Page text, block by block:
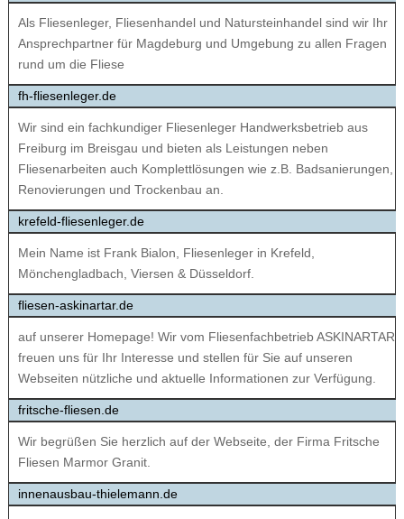
Als Fliesen­leger, Fliesen­handel und Natur­stein­handel sind wir Ihr
An­sprech­part­ner für Magde­burg und Um­ge­bung zu allen Fra­gen
rund um die Flie­se
fh-fliesenleger.de
Wir sind ein fachkundiger Fliesenleger Handwerksbetrieb aus
Freiburg im Breisgau und bieten als Leistungen neben
Fliesenarbeiten auch Komplettlösungen wie z.B. Badsanierungen,
Renovierungen und Trockenbau an.
krefeld-fliesenleger.de
Mein Name ist Frank Bialon, Fliesenleger in Krefeld,
Mönchengladbach, Viersen & Düsseldorf.
fliesen-askinartar.de
auf unserer Homepage! Wir vom Fliesenfachbetrieb ASKINARTAR
freuen uns für Ihr Interesse und stellen für Sie auf unseren
Webseiten nützliche und aktuelle Informationen zur Verfügung.
fritsche-fliesen.de
Wir begrüßen Sie herzlich auf der Webseite, der Firma Fritsche
Fliesen Marmor Granit.
innenausbau-thielemann.de